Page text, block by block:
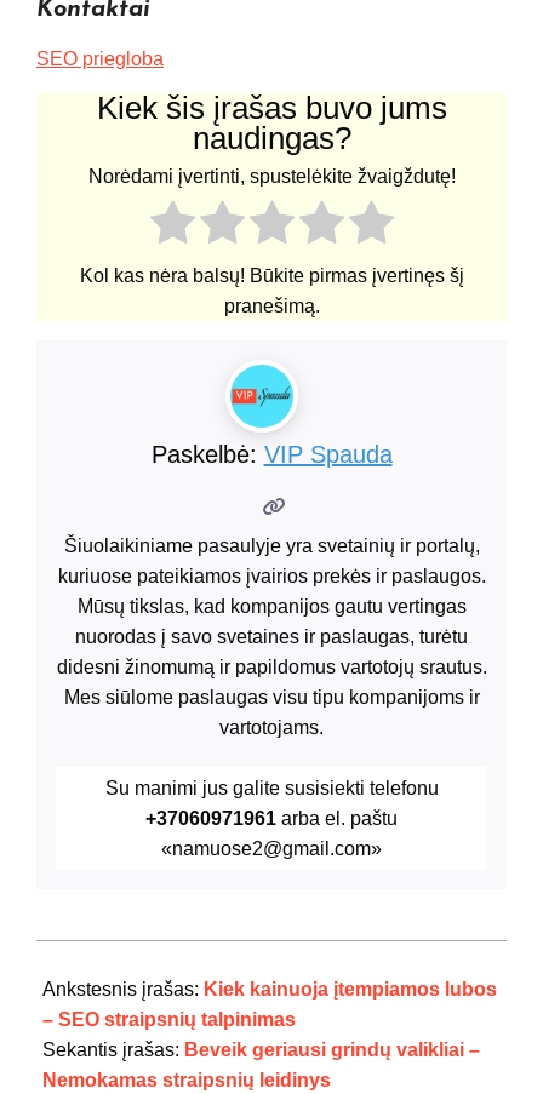
Kontaktai
SEO priegloba
Kiek šis įrašas buvo jums
naudingas?
Norėdami įvertinti, spustelėkite žvaigždutę!
Kol kas nėra balsų! Būkite pirmas įvertinęs šį
pranešimą.
Paskelbė: VIP Spauda
Šiuolaikiniame pasaulyje yra svetainių ir portalų,
kuriuose pateikiamos įvairios prekės ir paslaugos.
Mūsų tikslas, kad kompanijos gautu vertingas
nuorodas į savo svetaines ir paslaugas, turėtu
didesni žinomumą ir papildomus vartotojų srautus.
Mes siūlome paslaugas visu tipu kompanijoms ir
vartotojams.
Su manimi jus galite susisiekti telefonu
+37060971961 arba el. paštu
«namuose2@gmail.com»
07-
21
Ankstesnis įrašas: Kiek kainuoja įtempiamos lubos
– SEO straipsnių talpinimas
Sekantis įrašas: Beveik geriausi grindų valikliai –
Nemokamas straipsnių leidinys